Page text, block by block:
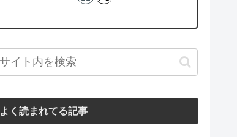
よく読まれてる記事